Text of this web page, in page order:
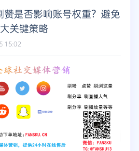
是否影响账号权重？避免
关键策略
15:02